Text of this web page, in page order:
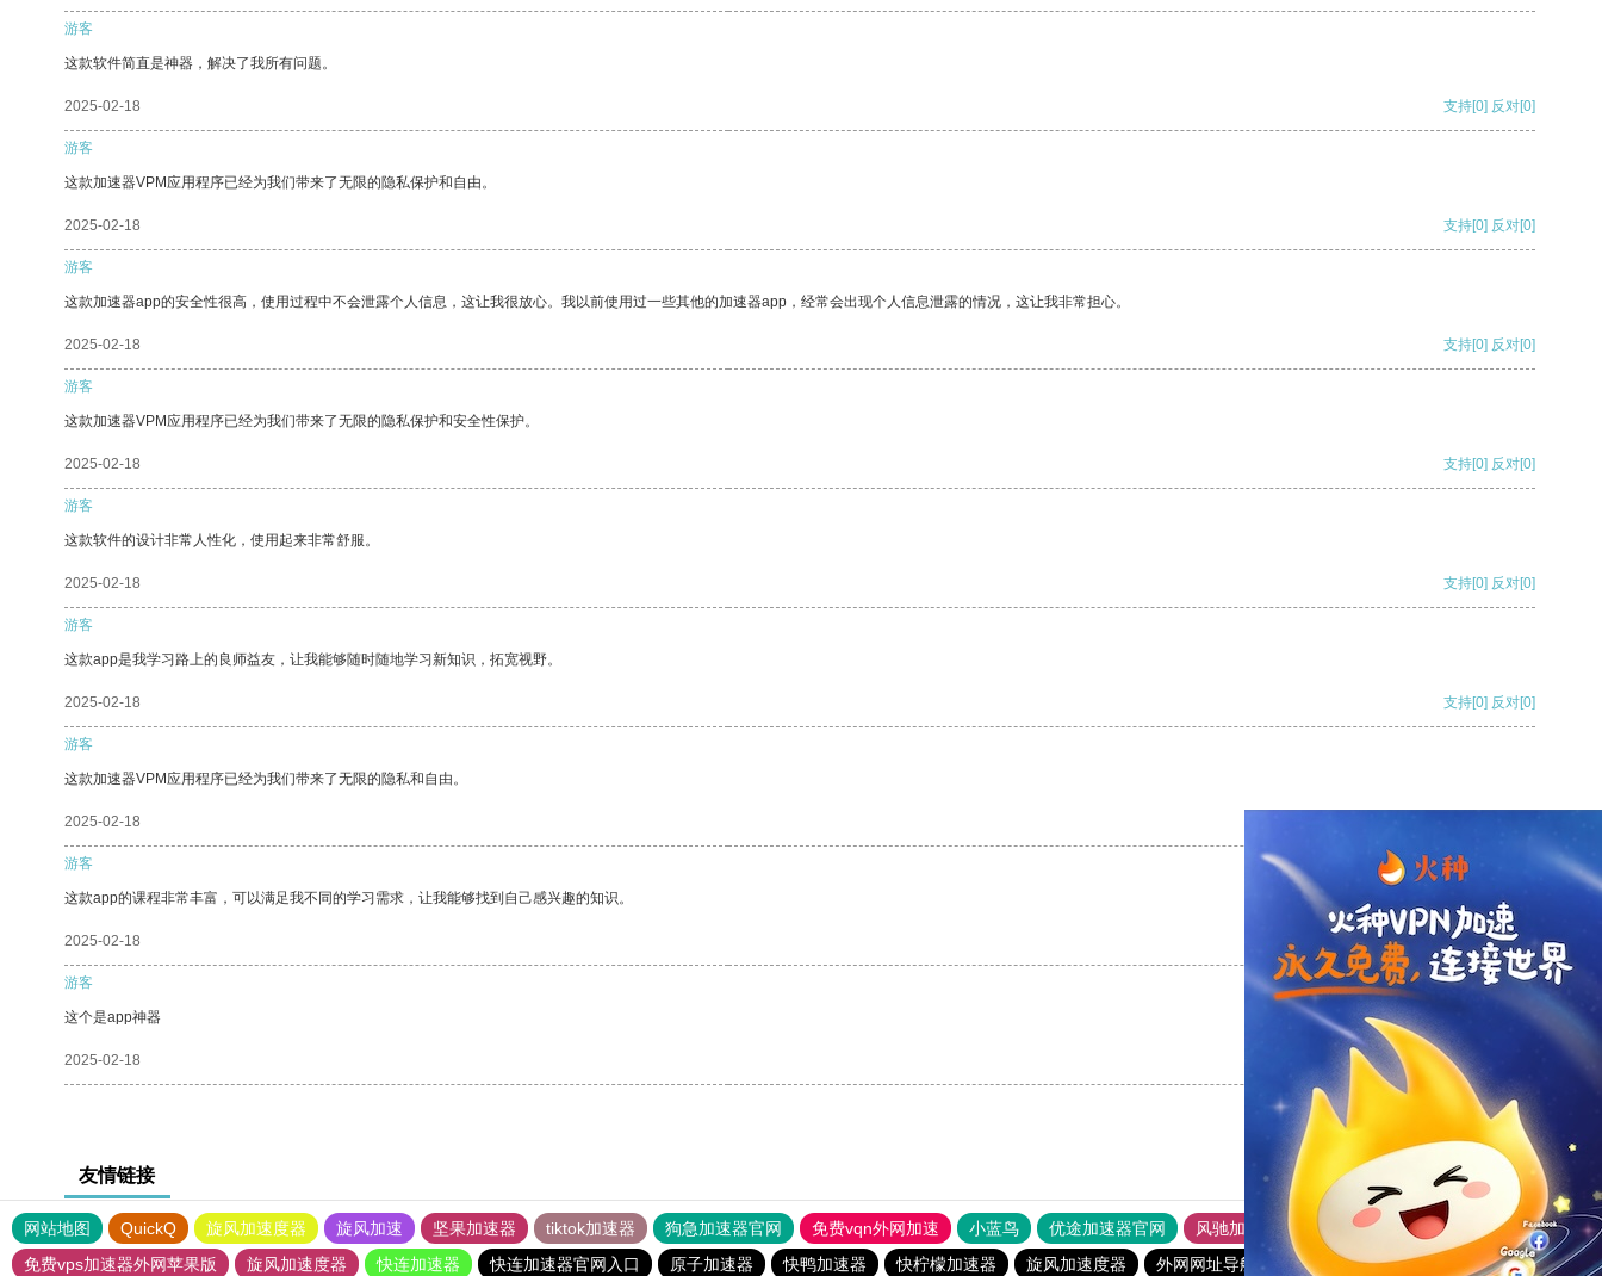
游客
这款软件简直是神器，解决了我所有问题。
2025-02-18 支持[0] 反对[0]
游客
这款加速器VPM应用程序已经为我们带来了无限的隐私保护和自由。
2025-02-18 支持[0] 反对[0]
游客
这款加速器app的安全性很高，使用过程中不会泄露个人信息，这让我很放心。我以前使用过一些其他的加速器app，经常会出现个人信息泄露的情况，这让我非常担心。
2025-02-18 支持[0] 反对[0]
游客
这款加速器VPM应用程序已经为我们带来了无限的隐私保护和安全性保护。
2025-02-18 支持[0] 反对[0]
游客
这款软件的设计非常人性化，使用起来非常舒服。
2025-02-18 支持[0] 反对[0]
游客
这款app是我学习路上的良师益友，让我能够随时随地学习新知识，拓宽视野。
2025-02-18 支持[0] 反对[0]
游客
这款加速器VPM应用程序已经为我们带来了无限的隐私和自由。
2025-02-18
游客
这款app的课程非常丰富，可以满足我不同的学习需求，让我能够找到自己感兴趣的知识。
2025-02-18 支持 [0] 反对 [0]
游客
这个是app神器
2025-02-18 支持
友情链接
网站地图 QuickQ 旋风加速度器 旋风加速 坚果加速器 tiktok加速器 狗急加速器官网 免费vqn外网加速 小蓝鸟 优途加速器官网 风驰加速器
旋风加速器
免费vps加速器外网苹果版
旋风加速度器 快连加速器 快连加速器官网入口 原子加速器 快鸭加速器 快柠檬加速器 旋风加速度器 外网网址导航 软件中心 雷霆加速 狂飙加速器